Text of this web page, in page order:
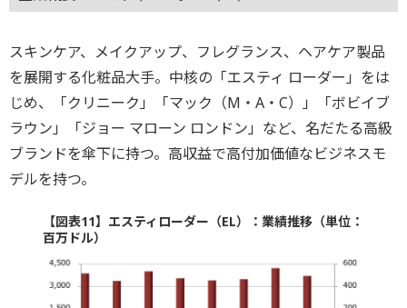
スキンケア、メイクアップ、フレグランス、ヘアケア製品
を展開する化粧品大手。中核の「エスティ ローダー」をは
じめ、「クリニーク」「マック（M・A・C）」「ボビイブ
ラウン」「ジョー マローン ロンドン」など、名だたる高級
ブランドを傘下に持つ。高収益で高付加価値なビジネスモ
デルを持つ。
【図表11】エスティローダー（EL）：業績推移（単位：
百万ドル）